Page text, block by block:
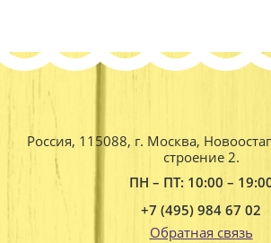
Россия, 115088, г. Москва,
строение 2.
ПН – ПТ: 10:00 –
+7 (495) 984 67 02
Обратная связь